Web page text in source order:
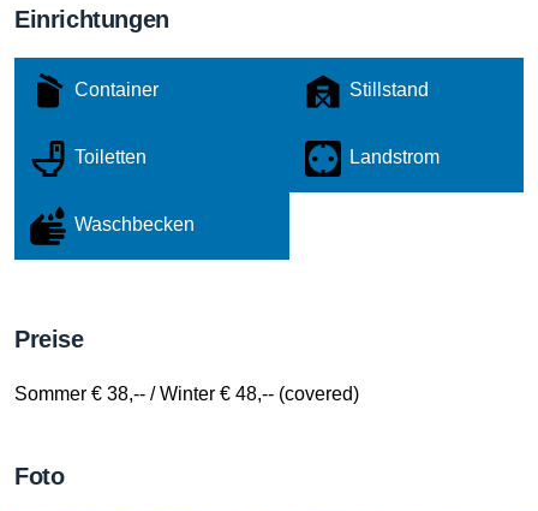
Einrichtungen
Container Stillstand
Toiletten Landstrom
Waschbecken
Preise
Sommer € 38,-- / Winter € 48,-- (covered)
Foto